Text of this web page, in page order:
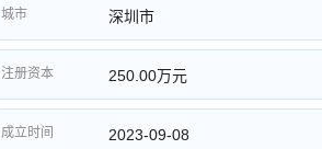
城市 深圳市
注册资本 250.00万元
成立时间 2023-09-08